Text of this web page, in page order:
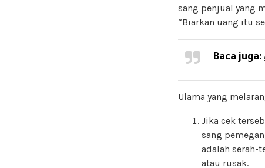
sang penjual yang
“Biarkan uang itu
Baca juga:
Ulama yang
Jika cek
sang
adalah serah-
atau rusak.